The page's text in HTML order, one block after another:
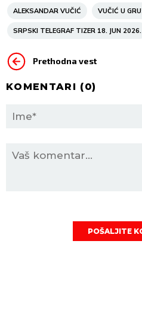
ALEKSANDAR VUČIĆ VUČIĆ U
SRPSKI TELEGRAF TIZER 18. JUN 2026.
Prethodna vest
KOMENTARI (0)
POŠALJITE